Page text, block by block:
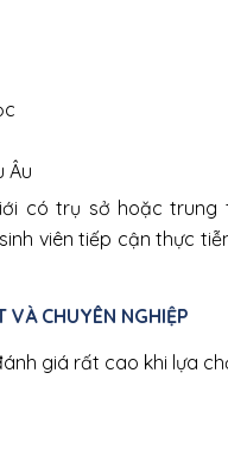
Âu
có trụ sở hoặc trung
viên tiếp cận thực
VÀ CHUYÊN NGHIỆP
giá rất cao khi lựa